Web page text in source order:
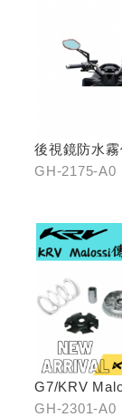
後視鏡防水
GH-2175-A0
G7/KRV
前組
GH-2301-A0